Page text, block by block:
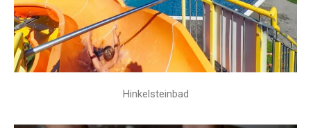
Hinkelsteinbad